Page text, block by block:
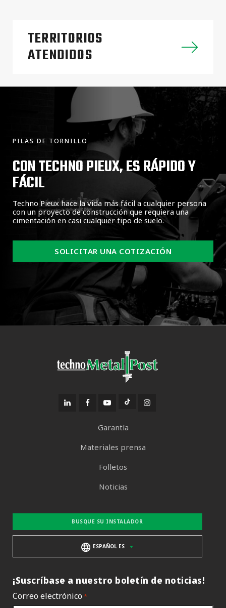
TERRITORIOS
ATENDIDOS
PILAS DE TORNILLO
CON TECHNO PIEUX, ES RÁPIDO Y
FÁCIL
Techno Pieux hace la vida más fácil a cualquier persona
con un proyecto de construcción que requiera una
cimentación en casi cualquier tipo de suelo.
SOLICITAR UNA COTIZACIÓN
Garantìa
Materiales prensa
Folletos
Noticias
BUSQUE SU INSTALADOR
ESPAÑOL ES
¡Suscríbase a nuestro boletín de noticias!
Correo electrónico *